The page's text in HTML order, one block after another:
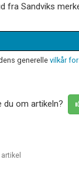
fra Sandviks
generellevilkår
du om artikeln?